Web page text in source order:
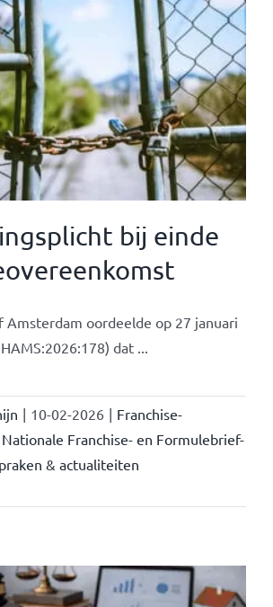
bij einde
Amsterdam oordeelde op 27 januari
dat ...
| 10-02-2026 | Franchise-
Franchise- en Formulebrief-
& actualiteiten